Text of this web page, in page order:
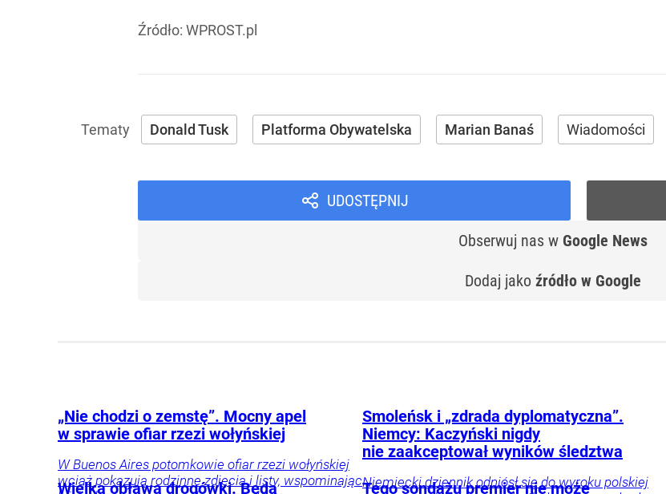
Źródło: WPROST.pl
Donald Tusk Platforma Obywatelska Marian Banaś Wiadomości
UDOSTĘPNIJ
Obserwuj nas w Google News
Dodaj jako źródło w Google
„Nie chodzi o zemstę”. Mocny apel
w sprawie ofiar rzezi wołyńskiej
W Buenos Aires potomkowie ofiar rzezi wołyńskiej
wciąż pokazują rodzinne zdjęcia i listy, wspominając
Smoleńsk i „zdrada dyplomatyczna”.
Niemcy: Kaczyński nigdy
nie zaakceptował wyników śledztwa
Niemiecki dziennik odniósł się do wyroku polskiej
Wielka obława drogówki. Będą
Tego sondażu premier nie może